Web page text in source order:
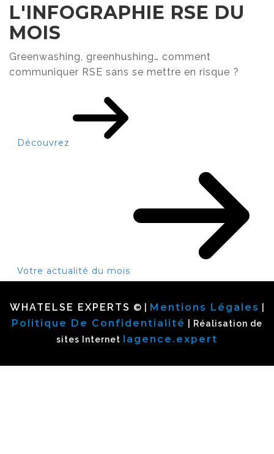
L'INFOGRAPHIE RSE DU
MOIS
Greenwashing, greenhushing… comment
communiquer RSE sans se mettre en risque ?
Découvrez
Votre actualité du mois
WHATELSE EXPERTS © | Mentions Légales
Politique De Confidentialité
| Réalisation de
sites Internet lagence.expert